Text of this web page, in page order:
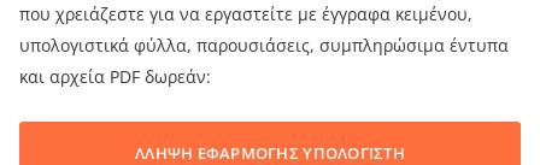
που χρειάζεστε για να εργαστείτε με έγγραφα κειμένου,
υπολογιστικά φύλλα, παρουσιάσεις, συμπληρώσιμα έντυπα
και αρχεία PDF δωρεάν:
ΛΛΗΨΗ ΕΦΑΡΜΟΓΗΣ ΥΠΟΛΟΓΙΣΤΗ